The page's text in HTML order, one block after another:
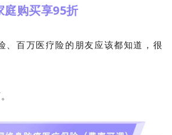
庭购买享95折
、百万医疗险的朋友应该都知道，很